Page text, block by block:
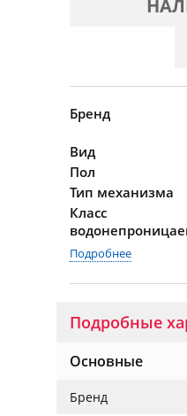
Бренд
Вид
Пол
Тип механизма
Класс
Подробнее
Подробные
Основные
Бренд